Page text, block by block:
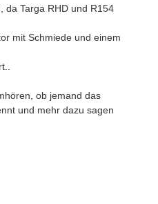
da Targa RHD und R154
mit Schmiede und einem
ob jemand das
und mehr dazu sagen